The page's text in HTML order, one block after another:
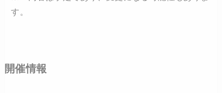
す。
開催情報